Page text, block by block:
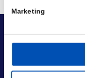
Marketing